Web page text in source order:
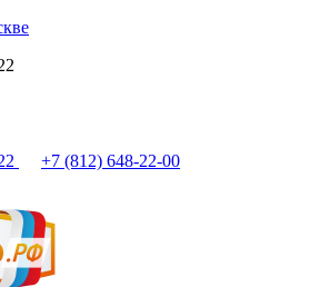
+7 (812) 648-22-00